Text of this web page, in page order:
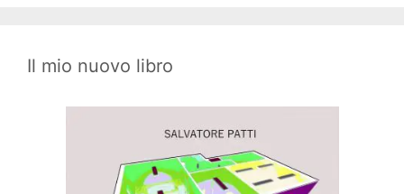
Il mio nuovo libro